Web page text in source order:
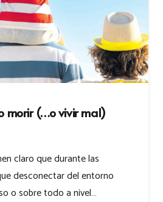
morir (…o vivir mal)
claro que durante las
desconectar del entorno
o sobre todo a nivel…